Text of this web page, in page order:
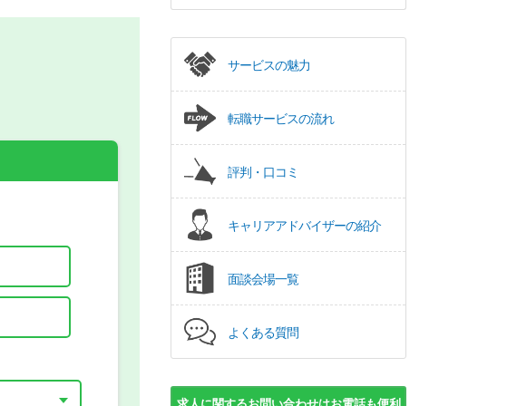
希望の働き方
サービスの魅力
転職サービスの流れ
評判・口コミ
キャリアアドバイザーの紹介
面談会場一覧
よくある質問